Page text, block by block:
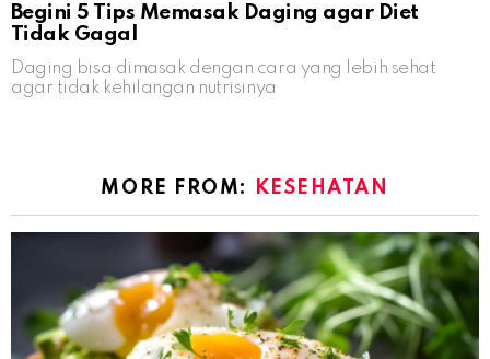
Begini 5 Tips Memasak Daging agar Diet
Tidak Gagal
Daging bisa dimasak dengan cara yang lebih sehat
agar tidak kehilangan nutrisinya
MORE FROM: KESEHATAN